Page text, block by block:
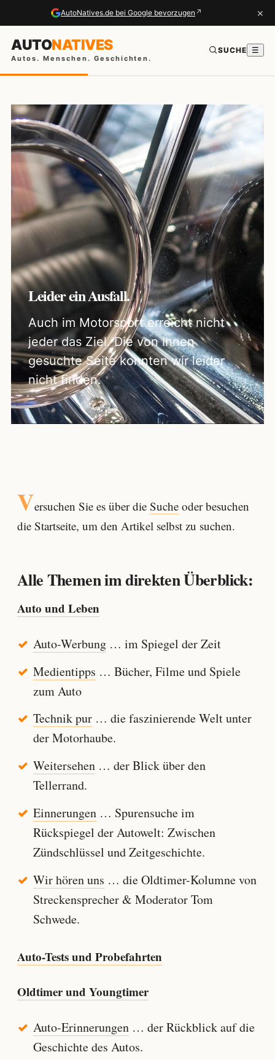
AutoNatives.de bei Google bevorzugen ↗ ×
AUTONATIVES
Autos. Menschen. Geschichten.
SUCHE ☰
Leider ein Ausfall.
Auch im Motorsport erreicht nicht
jeder das Ziel. Die von Ihnen
gesuchte Seite konnten wir leider
nicht finden.
Versuchen Sie es über die Sucheoder besuchen
die Startseite, um den Artikel selbst zu suchen.
Alle Themen im direkten Überblick:
Auto und Leben
Auto-Werbung… im Spiegel der Zeit
Medientipps … Bücher, Filme und Spiele
zum Auto
Technik pur… die faszinierende Welt unter
der Motorhaube.
Weitersehen… der Blick über den
Tellerrand.
Einnerungen… Spurensuche im
Rückspiegel der Autowelt: Zwischen
Zündschlüssel und Zeitgeschichte.
Wir hören uns … die Oldtimer-Kolumne von
Streckensprecher & Moderator Tom
Schwede.
Auto-Tests und Probefahrten
Oldtimer und Youngtimer
Auto-Erinnerungen… der Rückblick auf die
Geschichte des Autos.